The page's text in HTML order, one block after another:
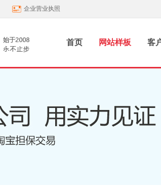
企业营业执照
首页 网站样板 客